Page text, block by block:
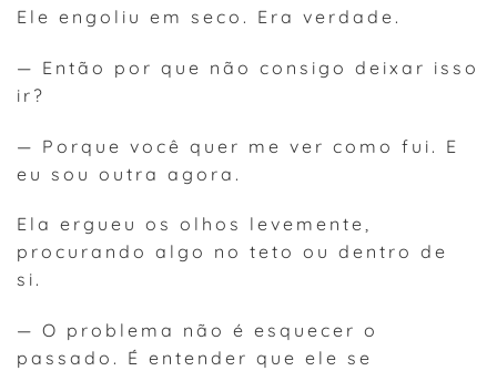
Ele engoliu em seco. Era verdade.
— Então por que não consigo deixar isso
ir?
— Porque você quer me ver como fui. E
eu sou outra agora.
Ela ergueu os olhos levemente,
procurando algo no teto ou dentro de
si.
— O problema não é esquecer o
passado. É entender que ele se